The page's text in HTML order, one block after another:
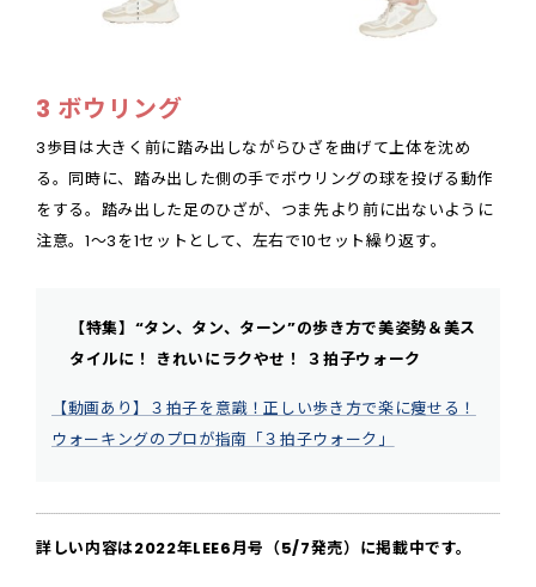
3 ボウリング
3歩目は大きく前に踏み出しながらひざを曲げて上体を沈め
る。同時に、踏み出した側の手でボウリングの球を投げる動作
をする。踏み出した足のひざが、つま先より前に出ないように
注意。1～3を1セットとして、左右で10セット繰り返す。
【特集】“タン、タン、ターン”の歩き方で美姿勢＆美ス
タイルに！ きれいにラクやせ！ ３拍子ウォーク
【動画あり】３拍子を意識！正しい歩き方で楽に痩せる！
ウォーキングのプロが指南「３拍子ウォーク」
詳しい内容は2022年LEE6月号（5/7発売）に掲載中です。